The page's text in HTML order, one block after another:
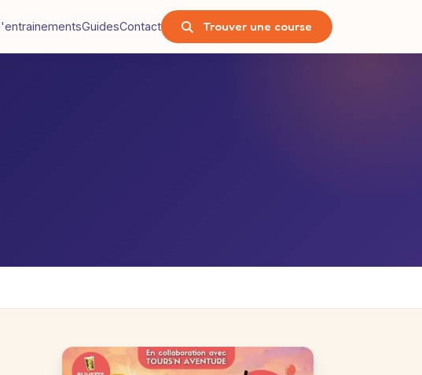
GuidesContact Trouver une course